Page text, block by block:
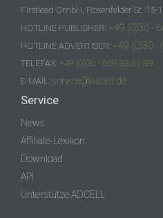
Firstlead GmbH, Rosenfelder St. 15-
HOTLINE PUBLISHER: +49 (0)30 -
HOTLINE ADVERTISER: +49 (0)30 -
TELEFAX: +49 (0)30 - 609 83 61-99
E-MAIL: service@adcell.de
Service
News
Affiliate-Lexikon
Download
API
Unterstütze ADCELL